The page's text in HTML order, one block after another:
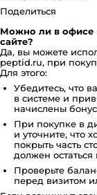
Поделиться
Можно ли в офисе
сайте?
Да, вы можете
peptid.ru, при
Для этого:
Убедитесь, что
в системе и
начислены
При покупке в
и уточните, что
покрыть часть
должен остаться
Проверьте
перед визитом